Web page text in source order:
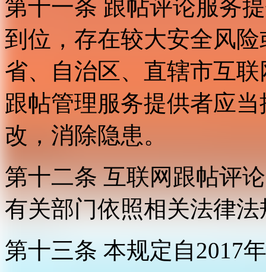
第十一条 跟帖评论服务
到位，存在较大安全风
省、自治区、直辖市互
跟帖管理服务提供者应
改，消除隐患。
第十二条 互联网跟帖评
有关部门依照相关法律
第十三条 本规定自2017